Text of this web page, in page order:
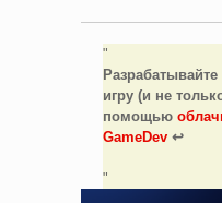
игру (и не
помощью
GameDev ↩